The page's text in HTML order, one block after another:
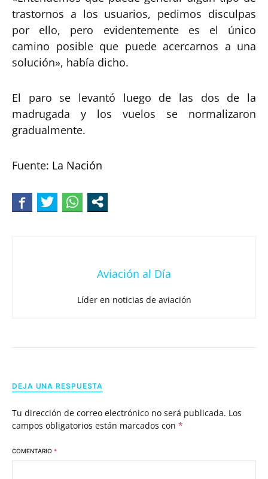
trastornos a los usuarios, pedimos disculpas
por ello, pero evidentemente es el único
camino posible que puede acercarnos a una
solución», había dicho.
El paro se levantó luego de las dos de la
madrugada y los vuelos se normalizaron
gradualmente.
Fuente: La Nación
Aviación al Día
Líder en noticias de aviación
DEJA UNA RESPUESTA
Tu dirección de correo electrónico no será publicada. Los
campos obligatorios están marcados con *
COMENTARIO *